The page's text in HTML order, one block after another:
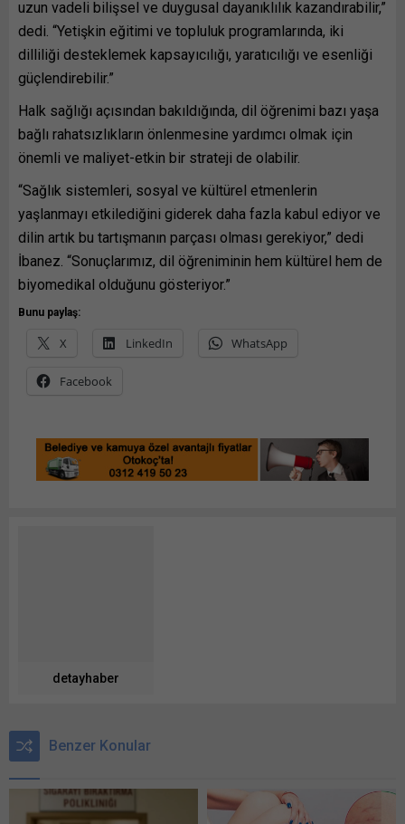
uzun vadeli bilişsel ve duygusal dayanıklılık kazandırabilir,”
dedi. “Yetişkin eğitimi ve topluluk programlarında, iki
dilliliği desteklemek kapsayıcılığı, yaratıcılığı ve esenliği
güçlendirebilir.”
Halk sağlığı açısından bakıldığında, dil öğrenimi bazı yaşa
bağlı rahatsızlıkların önlenmesine yardımcı olmak için
önemli ve maliyet-etkin bir strateji de olabilir.
“Sağlık sistemleri, sosyal ve kültürel etmenlerin
yaşlanmayı etkilediğini giderek daha fazla kabul ediyor ve
dilin artık bu tartışmanın parçası olması gerekiyor,” dedi
İbanez. “Sonuçlarımız, dil öğreniminin hem kültürel hem de
biyomedikal olduğunu gösteriyor.”
Bunu paylaş:
X LinkedIn WhatsApp
Facebook
detayhaber
Benzer Konular